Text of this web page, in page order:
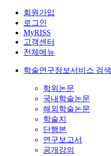
회원가입
로그인
MyRISS
고객센터
전체메뉴
학술연구정보서비스 검색
학위논문
국내학술논문
해외학술논문
학술지
단행본
연구보고서
공개강의